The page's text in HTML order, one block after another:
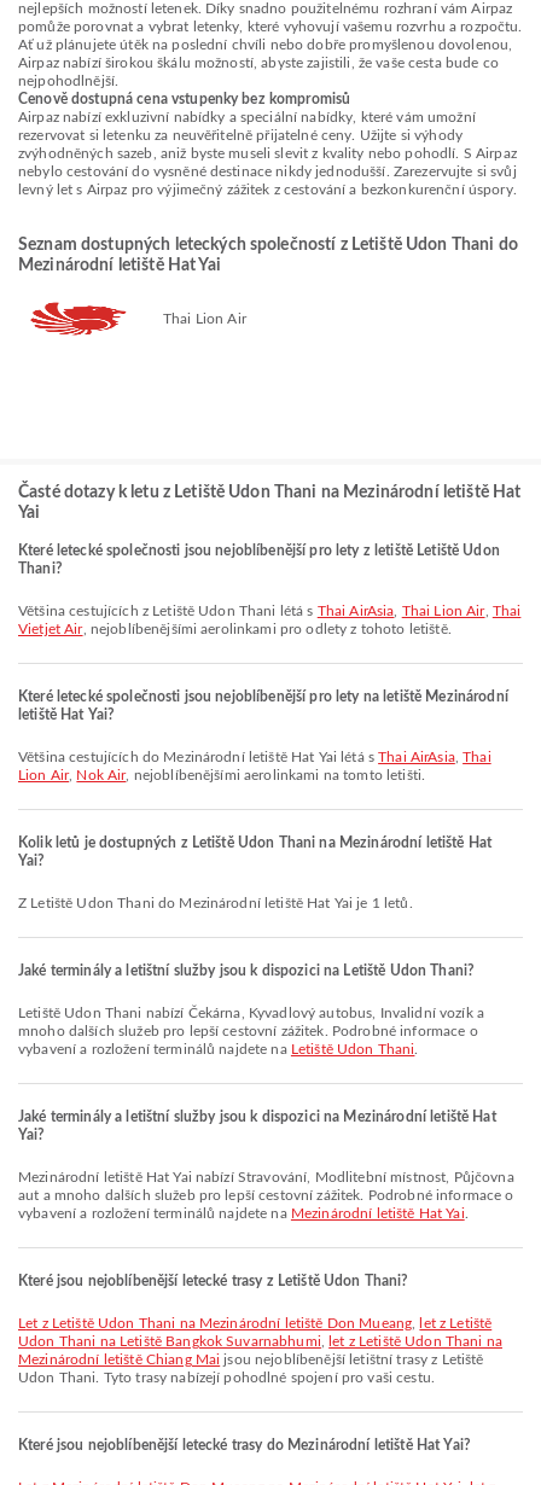
nejlepších možností letenek. Díky snadno použitelnému rozhraní vám Airpaz
pomůže porovnat a vybrat letenky, které vyhovují vašemu rozvrhu a rozpočtu.
Ať už plánujete útěk na poslední chvíli nebo dobře promyšlenou dovolenou,
Airpaz nabízí širokou škálu možností, abyste zajistili, že vaše cesta bude co
nejpohodlnější.
Cenově dostupná cena vstupenky bez kompromisů
Airpaz nabízí exkluzivní nabídky a speciální nabídky, které vám umožní
rezervovat si letenku za neuvěřitelně přijatelné ceny. Užijte si výhody
zvýhodněných sazeb, aniž byste museli slevit z kvality nebo pohodlí. S Airpaz
nebylo cestování do vysněné destinace nikdy jednodušší. Zarezervujte si svůj
levný let s Airpaz pro výjimečný zážitek z cestování a bezkonkurenční úspory.
Seznam dostupných leteckých společností z Letiště Udon Thani do
Mezinárodní letiště Hat Yai
Thai Lion Air
Časté dotazy k letu z Letiště Udon Thani na Mezinárodní letiště Hat
Yai
Které letecké společnosti jsou nejoblíbenější pro lety z letiště Letiště Udon
Thani?
Většina cestujících z Letiště Udon Thani létá s Thai AirAsia Thai Lion Air, Thai
Vietjet Air, nejoblíbenějšími aerolinkami pro odlety z tohoto letiště.
Které letecké společnosti jsou nejoblíbenější pro lety na letiště Mezinárodní
letiště Hat Yai?
Většina cestujících do Mezinárodní letiště Hat Yai létá sThai AirAsia,Thai
Lion Air, Nok Air, nejoblíbenějšími aerolinkami na tomto letišti.
Kolik letů je dostupných z Letiště Udon Thani na Mezinárodní letiště Hat
Yai?
Z Letiště Udon Thani do Mezinárodní letiště Hat Yai je 1 letů.
Jaké terminály a letištní služby jsou k dispozici na Letiště Udon Thani?
Letiště Udon Thani nabízí Čekárna, Kyvadlový autobus, Invalidní vozík a
mnoho dalších služeb pro lepší cestovní zážitek. Podrobné informace o
vybavení a rozložení terminálů najdete na Letiště Udon Thani
Jaké terminály a letištní služby jsou k dispozici na Mezinárodní letiště Hat
Yai?
Mezinárodní letiště Hat Yai nabízí Stravování, Modlitební místnost, Půjčovna
aut a mnoho dalších služeb pro lepší cestovní zážitek. Podrobné informace o
vybavení a rozložení terminálů najdete na Mezinárodní letiště Hat Yai
Které jsou nejoblíbenější letecké trasy z Letiště Udon Thani?
let z Letiště Udon Thani na Mezinárodní letiště Don Mueang
let z Letiště
Udon Thani na Letiště Bangkok Suvarnabhumi
let z Letiště Udon Thani na
Mezinárodní letiště Chiang Mai jsou nejoblíbenější letištní trasy z Letiště
Udon Thani. Tyto trasy nabízejí pohodlné spojení pro vaši cestu.
Které jsou nejoblíbenější letecké trasy do Mezinárodní letiště Hat Yai?